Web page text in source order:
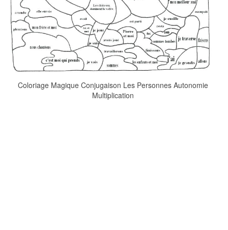
Coloriage Magique Conjugaison Les Personnes Autonomie
Multiplication